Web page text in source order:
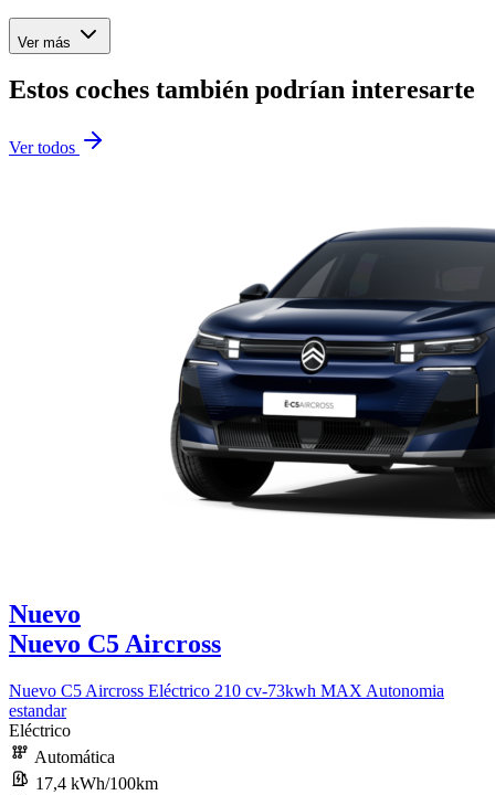
Ver más
Estos coches también podrían interesarte
Ver todos
Nuevo
Nuevo C5 Aircross
Nuevo C5 Aircross Eléctrico 210 cv-73kwh MAX Autonomia
estandar
Eléctrico
Automática
17,4 kWh/100km